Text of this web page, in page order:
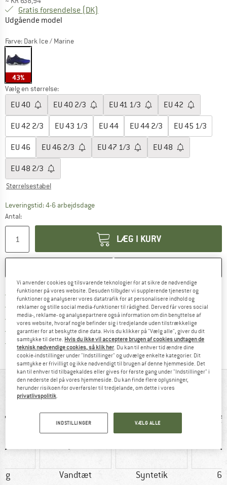
Gratis forsendelse (DK)
Udgående model
Farve: Dark Ice / Marine
43%
Vælg en størrelse:
EU 40 EU 40 2/3 EU 41 1/3 EU 42
EU 42 2/3 EU 43 1/3 EU 44 EU 44 2/3 EU 45 1/3
EU 46 EU 46 2/3 EU 47 1/3 EU 48
EU 48 2/3
Størrelsestabel
Leveringstid: 4-6 arbejdsdageLinket åbnes i en infoboks og indeholder
Antal:
LÆG I KURV
Portofri fra 69 € (DK)Find oplysninger om forsendelse her!
100 dages returretGå til returretten her Åbnes i en infoboks
> 4.000.000 tilfredse kunder
Alle artikler på lager
Vi er Trustpilot-certificeret - oplysningerne får du
ALT I OVERBLIK
g Vandtæt Syntetik
Vi anvender cookies og tilsvarende teknologier for at sikre de nødvendige
funktioner på vores website. Desuden tilbyder vi supplerende tjenester og
funktioner og analyserer vores datatrafik for at personalisere indhold og
reklamer og stille social media-funktioner til rådighed. Derved får vores social
media-, reklame- og analysepartnere også information om din benyttelse af
vores website, hvoraf nogle befinder sig i tredjelande uden tilstrækkelige
garantier for at beskytte dine data. Hvis du klikker på "Vælg alle", giver du dit
samtykke til dette. Hvis du ikke vil acceptere brugen af cookies undtagen de
teknisk nødvendige cookies, så klik her. Du kan til enhver tid ændre dine
cookie-indstillinger under "Indstillinger" og udvælge enkelte kategorier. Dit
samtykke er frivilligt og ikke nødvendigt til brugen af denne hjemmeside. Det
kan til enhver tid tilbagekaldes eller gives for første gang under "Indstillinger" i
den nederste del på vores hjemmeside. Du kan finde flere oplysninger,
herunder risikoen for overførsler til tredjelande, om dette i vores
privatlivspolitik.
INDSTILLINGER VÆLG ALLE